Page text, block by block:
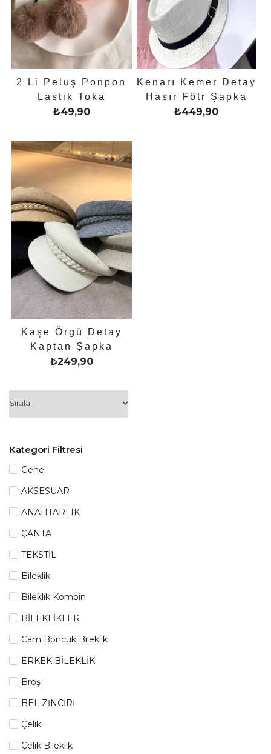
2 Li Peluş Ponpon
Lastik Toka
₺49,90
Kenarı Kemer Detay
Hasır Fötr Şapka
₺449,90
Kaşe Örgü Detay
Kaptan Şapka
₺249,90
Kategori Filtresi
Genel
AKSESUAR
ANAHTARLIK
ÇANTA
TEKSTİL
Bileklik
Bileklik Kombin
BİLEKLİKLER
Cam Boncuk Bileklik
ERKEK BİLEKLİK
Broş
BEL ZİNCİRİ
Çelik
Çelik Bileklik